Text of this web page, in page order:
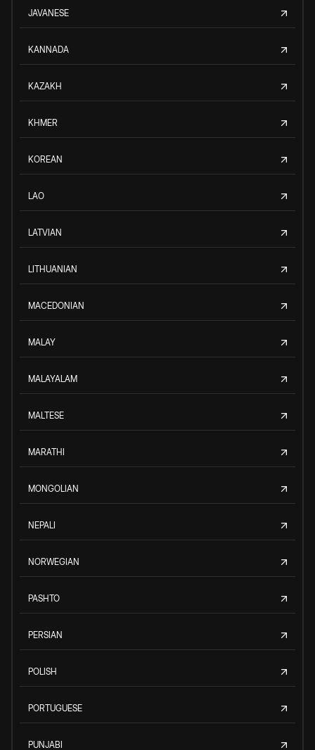
JAVANESE
KANNADA
KAZAKH
KHMER
KOREAN
LAO
LATVIAN
LITHUANIAN
MACEDONIAN
MALAY
MALAYALAM
MALTESE
MARATHI
MONGOLIAN
NEPALI
NORWEGIAN
PASHTO
PERSIAN
POLISH
PORTUGUESE
PUNJABI